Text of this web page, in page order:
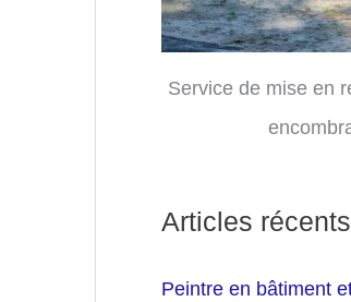
Service de mise en
Articles récents
Peintre en bâtiment